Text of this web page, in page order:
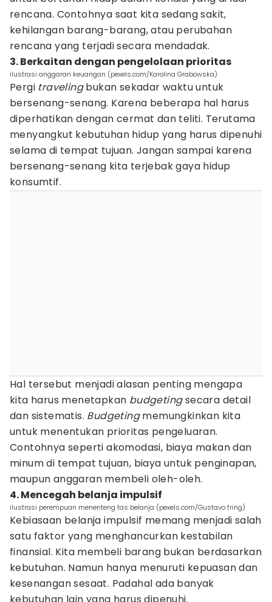
rencana. Contohnya saat kita sedang sakit,
kehilangan barang-barang, atau perubahan
rencana yang terjadi secara mendadak.
3. Berkaitan dengan pengelolaan prioritas
ilustrasi anggaran keuangan (pexels.com/Karolina Grabowska)
Pergi travelingbukan sekadar waktu untuk
bersenang-senang. Karena beberapa hal harus
diperhatikan dengan cermat dan teliti. Terutama
menyangkut kebutuhan hidup yang harus dipenuhi
selama di tempat tujuan. Jangan sampai karena
bersenang-senang kita terjebak gaya hidup
konsumtif.
Hal tersebut menjadi alasan penting mengapa
kita harus menetapkan budgetingsecara detail
dan sistematis. Budgetingmemungkinkan kita
untuk menentukan prioritas pengeluaran.
Contohnya seperti akomodasi, biaya makan dan
minum di tempat tujuan, biaya untuk penginapan,
maupun anggaran membeli oleh-oleh.
4. Mencegah belanja impulsif
ilustrasi perempuan menenteng tas belanja (pexels.com/Gustavo fring)
Kebiasaan belanja impulsif memang menjadi salah
satu faktor yang menghancurkan kestabilan
finansial. Kita membeli barang bukan berdasarkan
kebutuhan. Namun hanya menuruti kepuasan dan
kesenangan sesaat. Padahal ada banyak